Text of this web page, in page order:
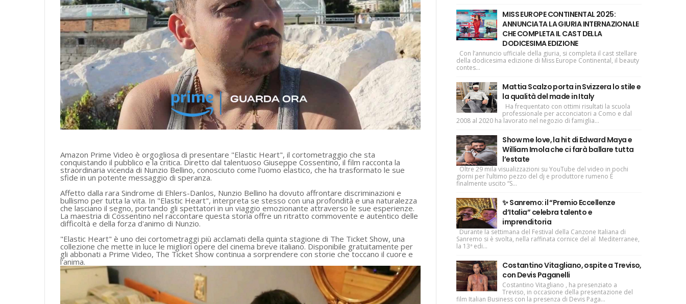
Amazon Prime Video è orgogliosa di presentare "Elastic Heart", il cortometraggio che sta
conquistando il pubblico e la critica. Diretto dal talentuoso Giuseppe Cossentino, il film racconta la
straordinaria vicenda di Nunzio Bellino, conosciuto come l'uomo elastico, che ha trasformato le sue
sfide in un potente messaggio di speranza.
Affetto dalla rara Sindrome di Ehlers-Danlos, Nunzio Bellino ha dovuto affrontare discriminazioni e
bullismo per tutta la vita. In "Elastic Heart", interpreta se stesso con una profondità e una naturalezza
che lasciano il segno, portando gli spettatori in un viaggio emozionante attraverso le sue esperienze.
La maestria di Cossentino nel raccontare questa storia offre un ritratto commovente e autentico delle
difficoltà e della forza d'animo di Nunzio.
"Elastic Heart" è uno dei cortometraggi più acclamati della quinta stagione di The Ticket Show, una
collezione che mette in luce le migliori opere del cinema breve italiano. Disponibile gratuitamente per
gli abbonati a Prime Video, The Ticket Show continua a sorprendere con storie che toccano il cuore e
l'anima.
MISS EUROPE CONTINENTAL 2025:
ANNUNCIATA LA GIURIA INTERNAZIONALE
CHE COMPLETA IL CAST DELLA
DODICESIMA EDIZIONE
Con l’annuncio ufficiale della giuria, si completa il cast stellare
della dodicesima edizione di Miss Europe Continental, il beauty
contes...
Mattia Scalzo porta in Svizzera lo stile e
la qualità del made in Italy
Ha frequentato con ottimi risultati la scuola
professionale per acconciatori a Como e dal
2008 al 2020 ha lavorato nel negozio di famiglia...
Show me love, la hit di Edward Maya e
William Imola che ci farà ballare tutta
l’estate
Oltre 29 mila visualizzazioni su YouTube del video in pochi
giorni per l’ultimo pezzo del dj e produttore rumeno È
finalmente uscito “S...
✨ Sanremo: il “Premio Eccellenze
d’Italia” celebra talento e
imprenditoria
Durante la settimana del Festival della Canzone Italiana di
Sanremo si è svolta, nella raffinata cornice del al Mediterranee,
la 13ª edi...
Costantino Vitagliano, ospite a Treviso,
con Devis Paganelli
Costantino Vitagliano , ha presenziato a
Treviso, in occasione della presentazione del
film Italian Business con la presenza di Devis Paga...